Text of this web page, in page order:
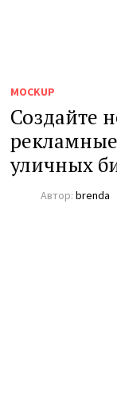
MOCKUP
Создайте
уличных
Автор:brenda